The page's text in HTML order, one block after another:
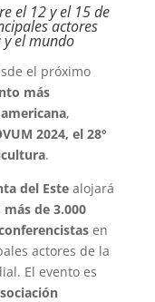
el 12 y el 15 de
actores
el mundo
el próximo
más
,
2024, el 28º
.
del Estealojará
más de 3.000
en
actores de la
El evento es